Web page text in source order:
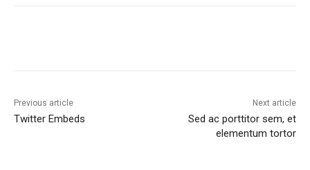
Previous article
Twitter Embeds
Next article
Sed ac porttitor sem, et
elementum tortor